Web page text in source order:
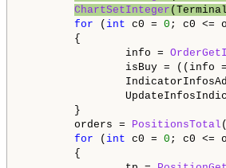
ChartSetInteger
for ( int c0 = 0 ; c0 <=
{
info =
isBuy = ((info
}
orders =
PositionsTotal
for ( int c0 = 0 ; c0 <=
{